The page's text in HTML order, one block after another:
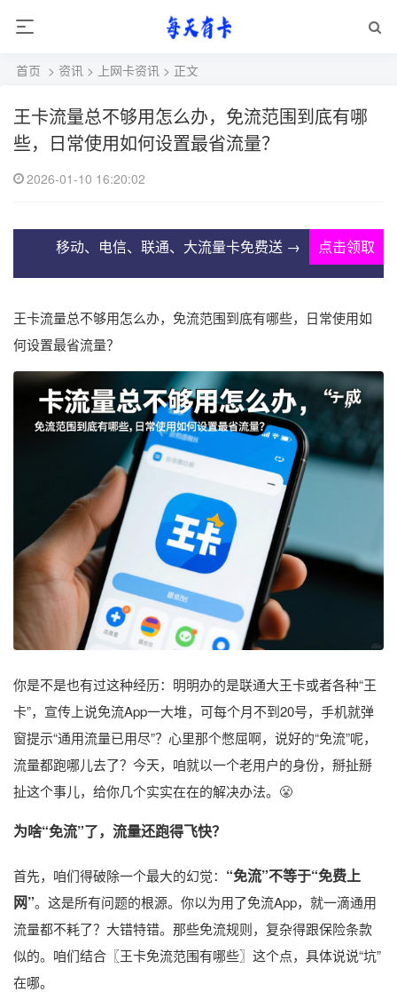
首页 > 资讯 > 上网卡资讯 > 正文
王卡流量总不够用怎么办，免流范围到底有哪
些，日常使用如何设置最省流量？
2026-01-10 16:20:02
移动、电信、联通、大流量卡免费送 → 点击领取
王卡流量总不够用怎么办，免流范围到底有哪些，日常使用如
何设置最省流量？
你是不是也有过这种经历：明明办的是联通大王卡或者各种“王
卡”，宣传上说免流App一大堆，可每个月不到20号，手机就弹
窗提示“通用流量已用尽”？心里那个憋屈啊，说好的“免流”呢，
流量都跑哪儿去了？今天，咱就以一个老用户的身份，掰扯掰
扯这个事儿，给你几个实实在在的解决办法。😤
为啥“免流”了，流量还跑得飞快？
首先，咱们得破除一个最大的幻觉： “免流”不等于“免费上
网”。这是所有问题的根源。你以为用了免流App，就一滴通用
流量都不耗了？大错特错。那些免流规则，复杂得跟保险条款
似的。咱们结合〖王卡免流范围有哪些〗这个点，具体说说“坑”
在哪。